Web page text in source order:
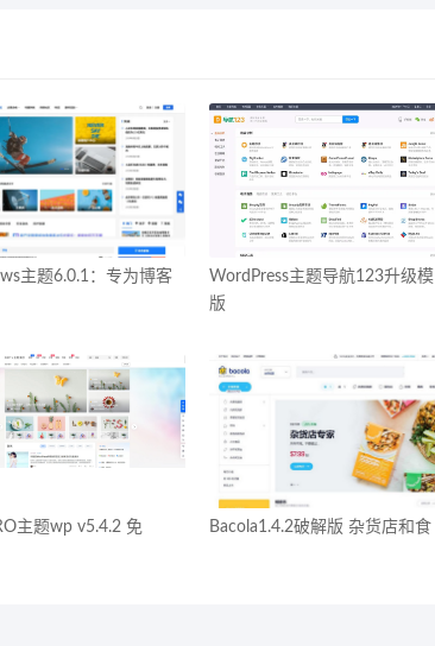
主题6.0.1：专为博客
WordPress主题导航123升级模
版
主题wp v5.4.2 免 Bacola1.4.2破解版 杂货店和食